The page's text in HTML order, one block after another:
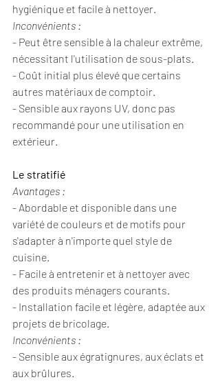
hygiénique et facile à nettoyer.
Inconvénients :
- Peut être sensible à la chaleur extrême,
nécessitant l'utilisation de sous-plats.
- Coût initial plus élevé que certains
autres matériaux de comptoir.
- Sensible aux rayons UV, donc pas
recommandé pour une utilisation en
extérieur.
Le stratifié
Avantages :
- Abordable et disponible dans une
variété de couleurs et de motifs pour
s'adapter à n'importe quel style de
cuisine.
- Facile à entretenir et à nettoyer avec
des produits ménagers courants.
- Installation facile et légère, adaptée aux
projets de bricolage.
Inconvénients :
- Sensible aux égratignures, aux éclats et
aux brûlures.